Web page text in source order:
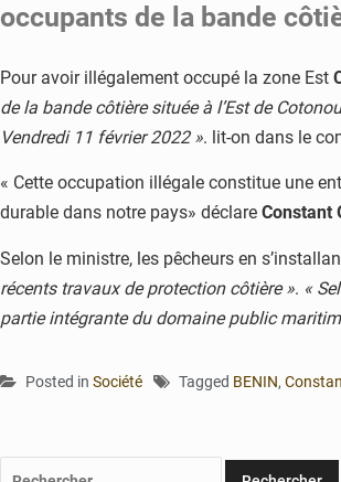
occupants de la bande
Pour avoir illégalement occupé la zone Est
de la bande côtière située à l’Est de
Vendredi 11 février 2022 ». lit-on dans le
« Cette occupation illégale constitue une
durable dans notre pays» déclare Constant
Selon le ministre, les pêcheurs en
récents travaux de protection côtière ». «
partie intégrante du domaine public
Posted in Société Tagged BENIN,